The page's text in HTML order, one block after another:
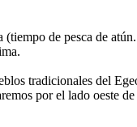
de pesca de atún.
tradicionales del
por el lado oeste